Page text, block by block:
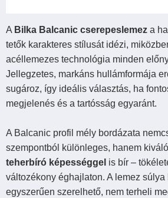
A Bilka Balcanic cserepeslemez a
tetők karakteres stílusát idézi,
acéllemezes technológia minden
Jellegzetes, markáns hullámformája
sugároz, így ideális választás, ha
megjelenés és a tartósság egyaránt.
A Balcanic profil mély bordázata
szempontból különleges, hanem kiváló
teherbíró képességgel is bír –
változékony éghajlaton. A lemez súlya
egyszerűen szerelhető, nem terheli